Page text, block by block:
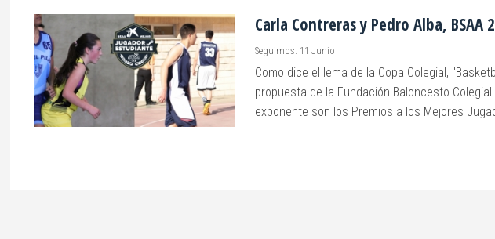
Carla Contreras y Pedro Alba, BSAA
Seguimos. 11 Junio
Como dice el lema de la Copa Colegial,
propuesta de la Fundación Baloncesto
exponente son los Premios a los Mejores